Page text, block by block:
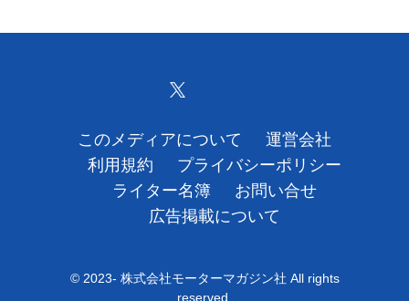
お問い合せ
広告掲載について
このメディアについて
運営会社
利用規約
プライバシーポリシー
ライター名簿
お問い合せ
広告掲載について
© 2023- 株式会社モーターマガジン社 All rights
reserved.